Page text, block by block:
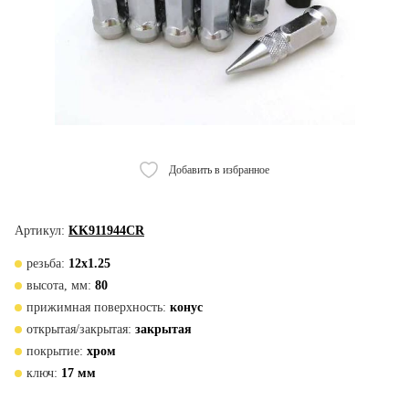
Добавить в избранное
Артикул: KK911944CR
резьба: 12х1.25
высота, мм: 80
прижимная поверхность: конус
открытая/закрытая: закрытая
покрытие: хром
ключ: 17 мм